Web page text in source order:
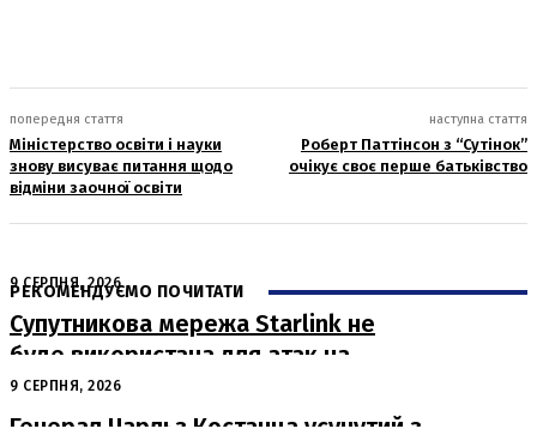
попередня стаття
Міністерство освіти і науки
знову висуває питання щодо
відміни заочної освіти
наступна стаття
Роберт Паттінсон з “Сутінок”
очікує своє перше батьківство
РЕКОМЕНДУЄМО ПОЧИТАТИ
9 СЕРПНЯ, 2026
Супутникова мережа Starlink не
буде використана для атак на
російські пускові установки
9 СЕРПНЯ, 2026
Генерал Чарльз Костанца усунутий з